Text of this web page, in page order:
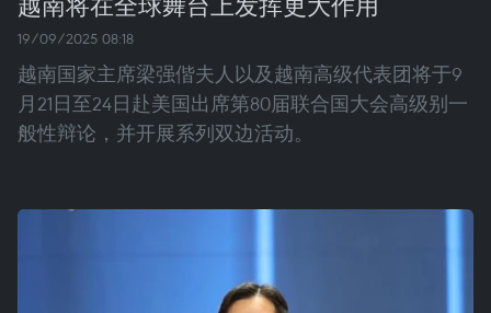
19/09/2025 08:18
越南国家主席梁强偕夫人以及越南高级代表团将于9
月21日至24日赴美国出席第80届联合国大会高级别一
般性辩论，并开展系列双边活动。